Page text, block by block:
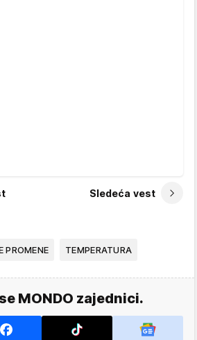
Sledeća vest
PROMENE TEMPERATURA
MONDO zajednici.